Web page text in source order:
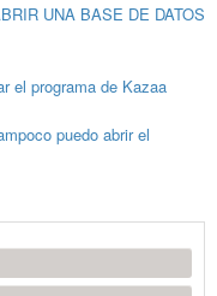
UNA BASE DE DATOS
el programa de Kazaa
puedo abrir el